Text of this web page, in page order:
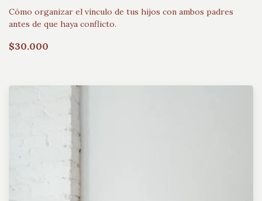
Cómo organizar el vínculo de tus hijos con ambos padres
antes de que haya conflicto.
$30.000